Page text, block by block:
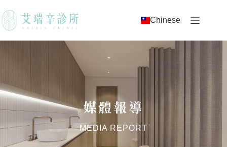
Chinese
媒體報導
MEDIA REPORT